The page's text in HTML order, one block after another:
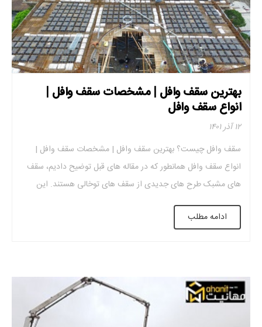
بهترین سقف وافل | مشخصات سقف وافل |
انواع سقف وافل
۱۲ آذر ۱۴۰۱
سقف وافل چیست؟ بهترین سقف وافل | مشخصات سقف وافل |
انواع سقف وافل همانطور که در مقاله های قبل توضیح دادیم، سقف
های مشبک طرح های جدیدی از سقف های توخالی هستند. این
سازه های مدرن بادوام و با کیفیت هستند. علاوه بر این، عملکرد عالی
آن در ساخت و ساز ساختمان باعث شده […]
ادامه مطلب